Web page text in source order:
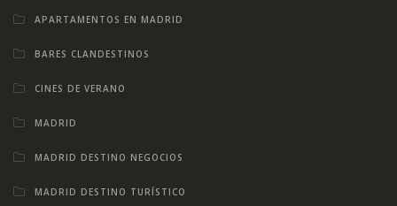
APARTAMENTOS EN MADRID
BARES CLANDESTINOS
CINES DE VERANO
MADRID
MADRID DESTINO NEGOCIOS
MADRID DESTINO TURÍSTICO